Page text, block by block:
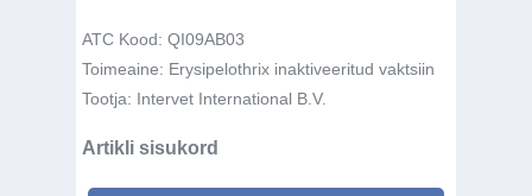
ATC Kood: QI09AB03
Toimeaine: Erysipelothrix inaktiveeritud vaktsiin
Tootja: Intervet International B.V.
Artikli sisukord